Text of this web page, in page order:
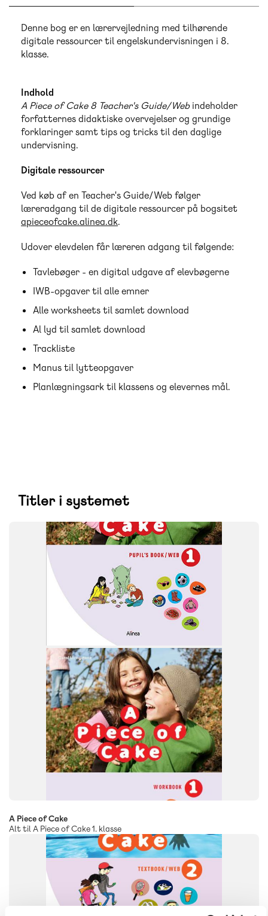
Denne bog er en lærervejledning med tilhørende
digitale ressourcer til engelskundervisningen i 8.
klasse.
Indhold
A Piece of Cake 8 Teacher's Guide/Webindeholder
forfatternes didaktiske overvejelser og grundige
forklaringer samt tips og tricks til den daglige
undervisning.
Digitale ressourcer
Ved køb af en Teacher's Guide/Web følger
læreradgang til de digitale ressourcer på bogsitet
apieceofcake.alinea.dk.
Udover elevdelen får læreren adgang til følgende:
Tavlebøger - en digital udgave af elevbøgerne
IWB-opgaver til alle emner
Alle worksheets til samlet download
Al lyd til samlet download
Trackliste
Manus til lytteopgaver
Planlægningsark til klassens og elevernes mål.
Titler i systemet
SYSTEM
A Piece of Cake
A Piece of Cake
Alt til A Piece of Cake 1. klasse
SYSTEM